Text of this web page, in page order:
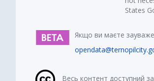
States
Якщо ви маєте
Весь контент доступний за